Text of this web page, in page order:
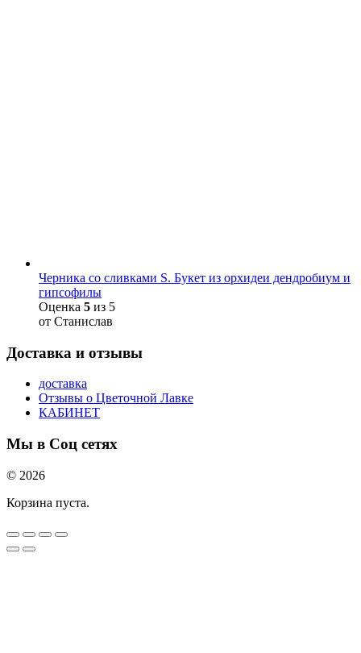
Черника со сливками S. Букет из орхидеи дендробиум и
гипсофилы
Оценка 5 из 5
от Станислав
Доставка и отзывы
доставка
Отзывы о Цветочной Лавке
КАБИНЕТ
Мы в Соц сетях
© 2026
Корзина пуста.